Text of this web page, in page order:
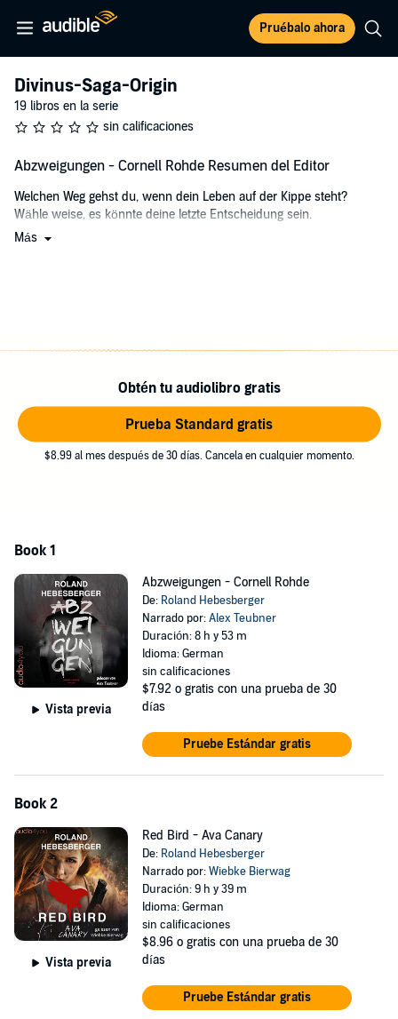
Pruébalo ahora
Divinus-Saga-Origin
19 libros en la serie
sin calificaciones
Abzweigungen - Cornell Rohde Resumen del Editor
Welchen Weg gehst du, wenn dein Leben auf der Kippe steht?
Wähle weise, es könnte deine letzte Entscheidung sein.
Cornell Rohde, ein gescheiterter Ex-Polizist aus München, baut sich
was steckt hinter dem grellen Licht, das ihn bis in seine Träume
Verbündeten kommt Cornell an seine Grenzen. Wird er am Ende die
richtige Entscheidung treffen?
Roland Hebesberger wurde im Jahr 1986 in Tamsweg geboren.
Schon als Kind träumte er davon, Drehbuchautor zu werden, und
Más
Obtén tu audiolibro gratis
Prueba Standard gratis
$8.99 al mes después de 30 días. Cancela en cualquier momento.
Book 1
Vista previa
Abzweigungen - Cornell Rohde
De: Roland Hebesberger
Narrado por:Alex Teubner
Duración: 8 h y 53 m
Idioma: German
sin calificaciones
$7.92 o gratis con una prueba de 30
días
Pruebe Estándar gratis
Book 2
Vista previa
Red Bird - Ava Canary
De: Roland Hebesberger
Narrado por:Wiebke Bierwag
Duración: 9 h y 39 m
Idioma: German
sin calificaciones
$8.96 o gratis con una prueba de 30
días
Pruebe Estándar gratis